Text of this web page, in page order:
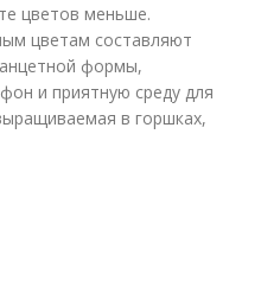
цветов меньше.
цветам составляют
формы,
и приятную среду для
в горшках,